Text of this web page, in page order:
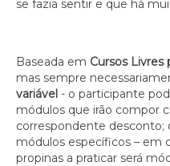
se fazia sentir e que há
Baseada em Cursos Livres
mas sempre
variável - o participante
módulos que irão compor
correspondente desconto;
módulos específicos – em
propinas a praticar será